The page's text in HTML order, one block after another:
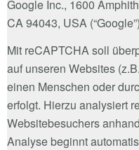
Google Inc., 1600
CA 94043, USA
Mit reCAPTCHA soll
auf unseren Websites
einen Menschen oder
erfolgt. Hierzu analysiert
Websitebesuchers
Analyse beginnt